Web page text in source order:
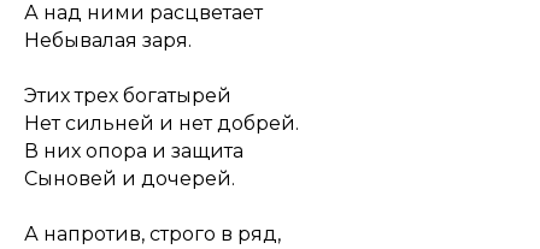
А над ними расцветает
Небывалая заря.
Этих трех богатырей
Нет сильней и нет добрей.
В них опора и защита
Сыновей и дочерей.
А напротив, строго в ряд,